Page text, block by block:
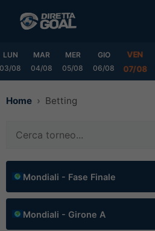
LUN
03/08
MAR
04/08
MER
05/08
GIO
06/08
VEN
07/08
Home Betting
Mondiali - Fase Finale
Mondiali - Girone A